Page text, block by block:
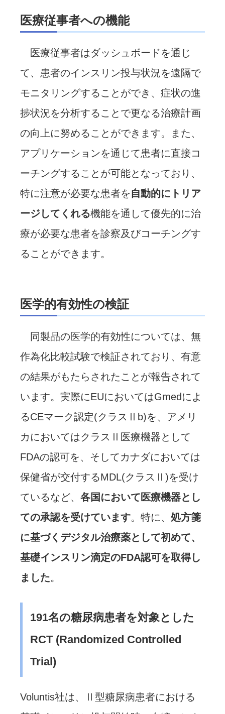
医療従事者への機能
医療従事者はダッシュボードを通じ
て、患者のインスリン投与状況を遠隔で
モニタリングすることができ、症状の進
捗状況を分析することで更なる治療計画
の向上に努めることができます。また、
アプリケーションを通じて患者に直接コ
ーチングすることが可能となっており、
特に注意が必要な患者を自動的にトリア
ージしてくれる機能を通して優先的に治
療が必要な患者を診察及びコーチングす
ることができます。
医学的有効性の検証
同製品の医学的有効性については、無
作為化比較試験で検証されており、有意
の結果がもたらされたことが報告されて
います。実際にEUにおいてはGmedによ
るCEマーク認定(クラスⅡb)を、アメリ
カにおいてはクラスⅡ医療機器として
FDAの認可を、そしてカナダにおいては
保健省が交付するMDL(クラスⅡ)を受け
ているなど、 各国において医療機器とし
ての承認を受けています。特に、 処方箋
に基づくデジタル治療薬として初めて、
基礎インスリン滴定のFDA認可を取得し
ました。
191名の糖尿病患者を対象とした
RCT (Randomized Controlled
Trial)
Voluntis社は、Ⅱ型糖尿病患者における